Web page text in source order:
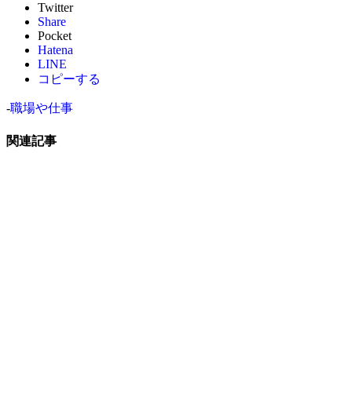
Twitter
Share
Pocket
Hatena
LINE
コピーする
-職場や仕事
関連記事